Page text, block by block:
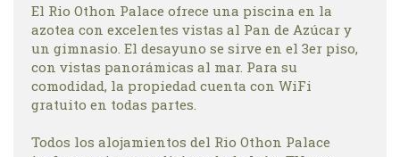
El Rio Othon Palace ofrece una piscina en la
azotea con excelentes vistas al Pan de Azúcar y
un gimnasio. El desayuno se sirve en el 3er piso,
con vistas panorámicas al mar. Para su
comodidad, la propiedad cuenta con WiFi
gratuito en todas partes.
Todos los alojamientos del Rio Othon Palace